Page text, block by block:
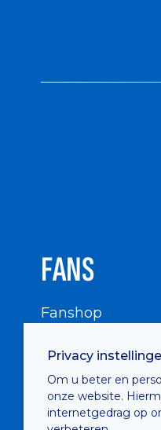
Privacy
Om u beter en
onze website.
internetgedrag op
FANS
Fanshop
Supportersraad
Buffalo Kids Club